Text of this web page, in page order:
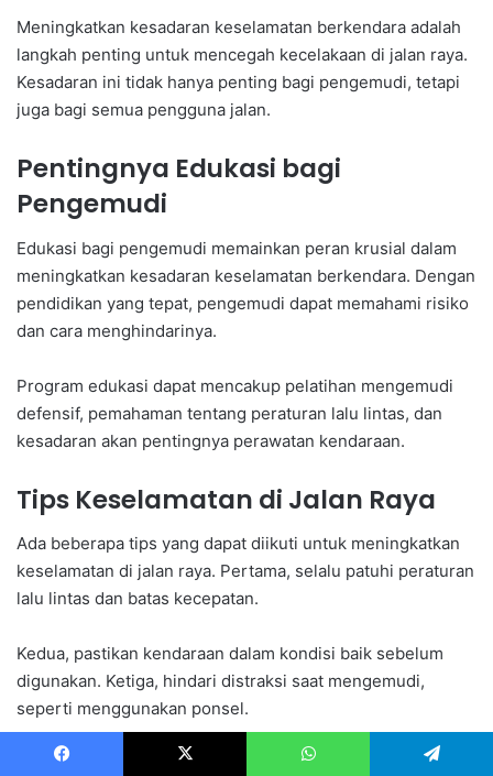
Meningkatkan kesadaran keselamatan berkendara adalah
langkah penting untuk mencegah kecelakaan di jalan raya.
Kesadaran ini tidak hanya penting bagi pengemudi, tetapi
juga bagi semua pengguna jalan.
Pentingnya Edukasi bagi
Pengemudi
Edukasi bagi pengemudi memainkan peran krusial dalam
meningkatkan kesadaran keselamatan berkendara. Dengan
pendidikan yang tepat, pengemudi dapat memahami risiko
dan cara menghindarinya.
Program edukasi dapat mencakup pelatihan mengemudi
defensif, pemahaman tentang peraturan lalu lintas, dan
kesadaran akan pentingnya perawatan kendaraan.
Tips Keselamatan di Jalan Raya
Ada beberapa tips yang dapat diikuti untuk meningkatkan
keselamatan di jalan raya. Pertama, selalu patuhi peraturan
lalu lintas dan batas kecepatan.
Kedua, pastikan kendaraan dalam kondisi baik sebelum
digunakan. Ketiga, hindari distraksi saat mengemudi,
seperti menggunakan ponsel.